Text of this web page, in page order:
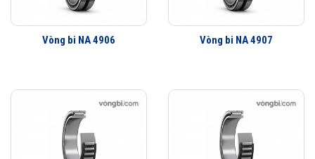
Vòng bi NA 4906 Vòng bi NA 4907